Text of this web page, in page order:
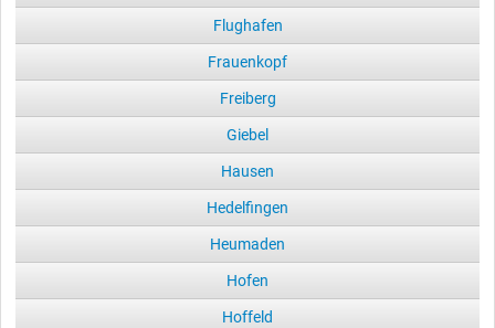
Flughafen
Frauenkopf
Freiberg
Giebel
Hausen
Hedelfingen
Heumaden
Hofen
Hoffeld